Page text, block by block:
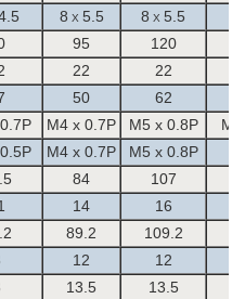
8 X 5.5 8 X 5.5
95
120
22
22
50
62
M4 x 0.7P M5 x 0.8P
M4 x 0.7P M5 x 0.8P
84
107
14
16
89.2 109.2
12
12
13.5
13.5